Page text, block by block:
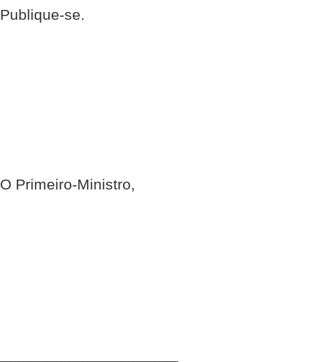
Publique-se.
O Primeiro-Ministro,